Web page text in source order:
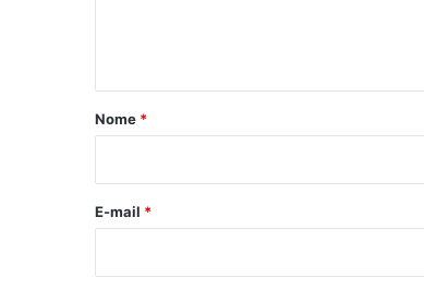
r
*
Nome *
E-mail *